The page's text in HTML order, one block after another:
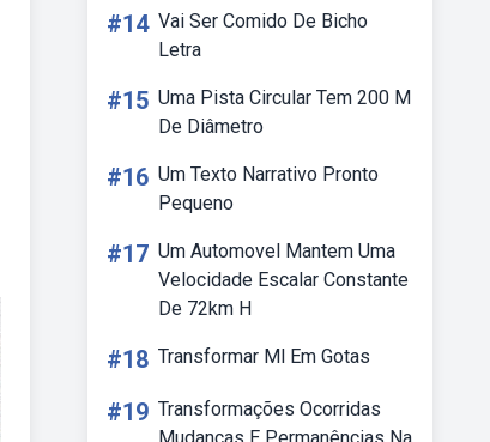
#14 Vai Ser Comido De Bicho
Letra
#15 Uma Pista Circular Tem 200 M
De Diâmetro
#16 Um Texto Narrativo Pronto
Pequeno
#17 Um Automovel Mantem Uma
Velocidade Escalar Constante
De 72km H
#18 Transformar Ml Em Gotas
#19 Transformações Ocorridas